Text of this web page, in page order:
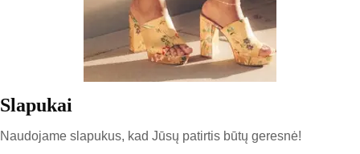
Slapukai
Naudojame slapukus, kad Jūsų patirtis būtų geresnė!
Dydis Pasirinkti Dydį